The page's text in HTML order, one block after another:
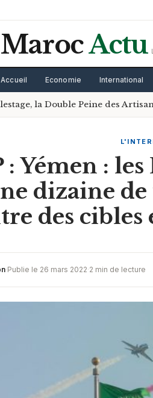
MarocActu
Accueil Economie International
la Double Peine des
: Yémen :
dizaine
des cibles
·Publie le 26 mars 2022·2 min de lecture